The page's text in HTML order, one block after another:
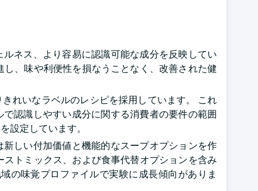
ネス、より容易に認識可能な成分を反映してい
、味や利便性を損なうことなく、改善された健
れいなラベルのレシピを採用しています。 これ
認識しやすい成分に関する消費者の要件の範囲
設定しています。
しい付加価値と機能的なスープオプションを作
トミックス、および食事代替オプションを含み
の味覚プロファイルで実験に成長傾向がありま